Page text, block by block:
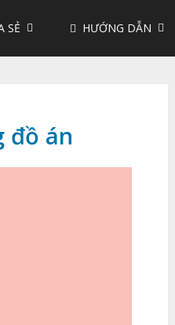
SẺ HƯỚNG DẪN
đồ án